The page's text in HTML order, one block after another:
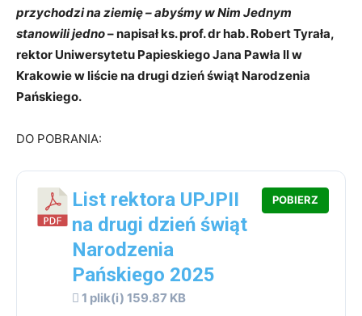
przychodzi na ziemię – abyśmy w Nim Jednym
stanowili jedno– napisał ks. prof. dr hab. Robert Tyrała,
rektor Uniwersytetu Papieskiego Jana Pawła II w
Krakowie w liście na drugi dzień świąt Narodzenia
Pańskiego.
DO POBRANIA:
List rektora UPJPII
na drugi dzień świąt
Narodzenia
Pańskiego 2025
1 plik(i) 159.87 KB
POBIERZ